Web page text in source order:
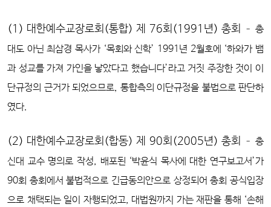
(1) 대한예수교장로회(통합) 제 76회(1991년) 총회
– 총
대도 아닌 최삼경 목사가 ‘목회와 신학’ 1991년 2월호에 ‘하와가 뱀
과 성교를 가져 가인을 낳았다고 했습니다’라고 거짓 주장한 것이 이
단규정의 근거가 되었으므로, 통합측의 이단규정을 불법으로 판단하
였다.
(2) 대한예수교장로회(합동) 제 90회(2005년) 총회
– 총
신대 교수 명의로 작성, 배포된 ‘박윤식 목사에 대한 연구보고서’가
90회 총회에서 불법적으로 긴급동의안으로 상정되어 총회 공식입장
으로 채택되는 일이 자행되었고, 대법원까지 가는 재판을 통해 ‘손해